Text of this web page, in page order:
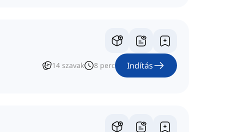
14 szavak 8 perc Indítás